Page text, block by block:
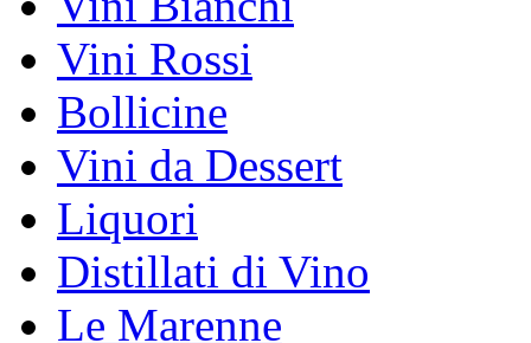
Vini Rossi
Bollicine
Vini da Dessert
Liquori
Distillati di Vino
Le Marenne